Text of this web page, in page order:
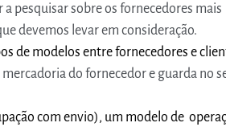
pesquisar sobre os fornecedores mais
devemos levar em consideração.
de modelos entre fornecedores e
mercadoria do fornecedor e guarda no
com envio), um modelo de